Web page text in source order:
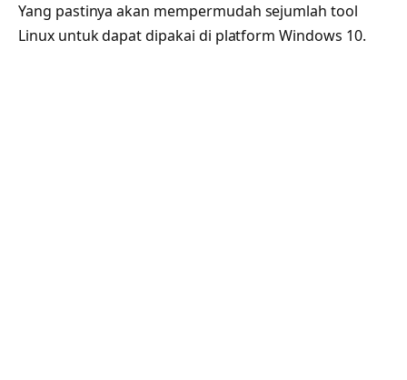
Yang pastinya akan mempermudah sejumlah tool
Linux untuk dapat dipakai di platform Windows 10.